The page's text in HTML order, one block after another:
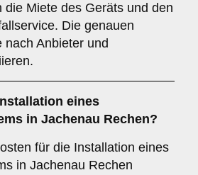
die Miete des Geräts und den
Die genauen
nach Anbieter und
eines
in Jachenau Rechen?
für die Installation eines
in Jachenau Rechen